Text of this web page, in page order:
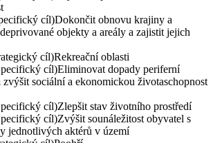
cíl)Dokončit obnovu krajiny a
objekty a areály a zajistit jejich
cíl)Rekreační oblasti
cíl)Eliminovat dopady periferní
sociální a ekonomickou životaschopnost
cíl)Zlepšit stav životního prostředí
cíl)Zvýšit sounáležitost obyvatel s
jednotlivých aktérů v území